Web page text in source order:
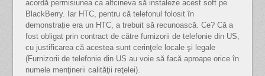
acordă permisiunea ca altcineva să instaleze acest soft pe
BlackBerry. Iar HTC, pentru că telefonul folosit în
demonstrație era un HTC, a trebuit să recunoască. Ce? Că a
fost obligat prin contract de către furnizorii de telefonie din US,
cu justificarea că acestea sunt cerinţele locale şi legale
(Furnizorii de telefonie din US au voie să facă aproape orice în
numele menţinerii calităţii reţelei).